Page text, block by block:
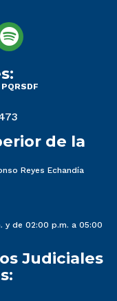
PQRSDF
de la
Reyes Echandía
y de 02:00 p.m. a 05:00
Judiciales